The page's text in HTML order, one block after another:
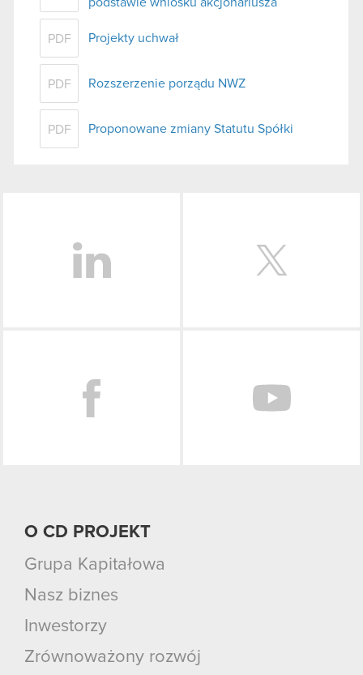
PDF Projekty uchwał
PDF Rozszerzenie porządu NWZ
PDF Proponowane zmiany Statutu Spółki
O CD PROJEKT
Grupa Kapitałowa
Nasz biznes
Inwestorzy
Zrównoważony rozwój